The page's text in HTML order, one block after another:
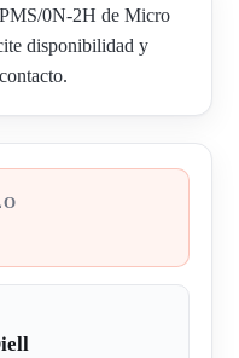
0N-2H de Micro
disponibilidad y